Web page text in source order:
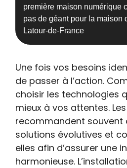
première maison numérique
pas de géant pour la maison
Latour-de-France
Une fois vos besoins
de passer à l’action.
choisir les technologies
mieux à vos attentes.
recommandent souvent
solutions évolutives et
elles afin d’assurer une
harmonieuse.